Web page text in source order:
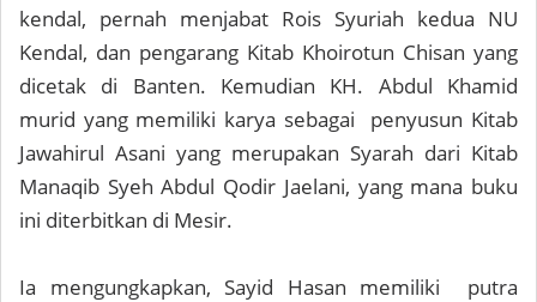
kendal, pernah menjabat Rois Syuriah kedua NU
Kendal, dan pengarang Kitab Khoirotun Chisan yang
dicetak di Banten. Kemudian KH. Abdul Khamid
murid yang memiliki karya sebagai penyusun Kitab
Jawahirul Asani yang merupakan Syarah dari Kitab
Manaqib Syeh Abdul Qodir Jaelani, yang mana buku
ini diterbitkan di Mesir.
Ia mengungkapkan, Sayid Hasan memiliki putra